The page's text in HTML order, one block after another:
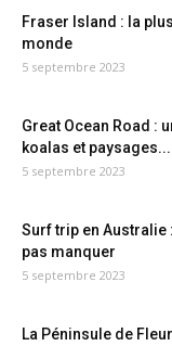
Fraser Island : la
monde
5 septembre 2023
Great Ocean Road :
koalas et paysages...
5 septembre 2023
Surf trip en Australie
pas manquer
5 septembre 2023
La Péninsule de